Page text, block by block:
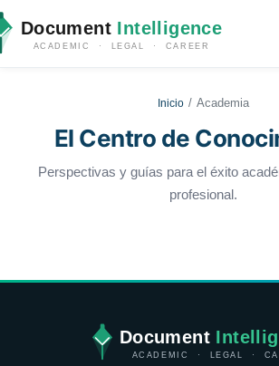
Document Intelligence
ACADEMIC · LEGAL · CAREER
Inicio Academia
El Centro de
Perspectivas y guías para el éxito
profesional.
Document
ACADEMIC · LEGAL ·